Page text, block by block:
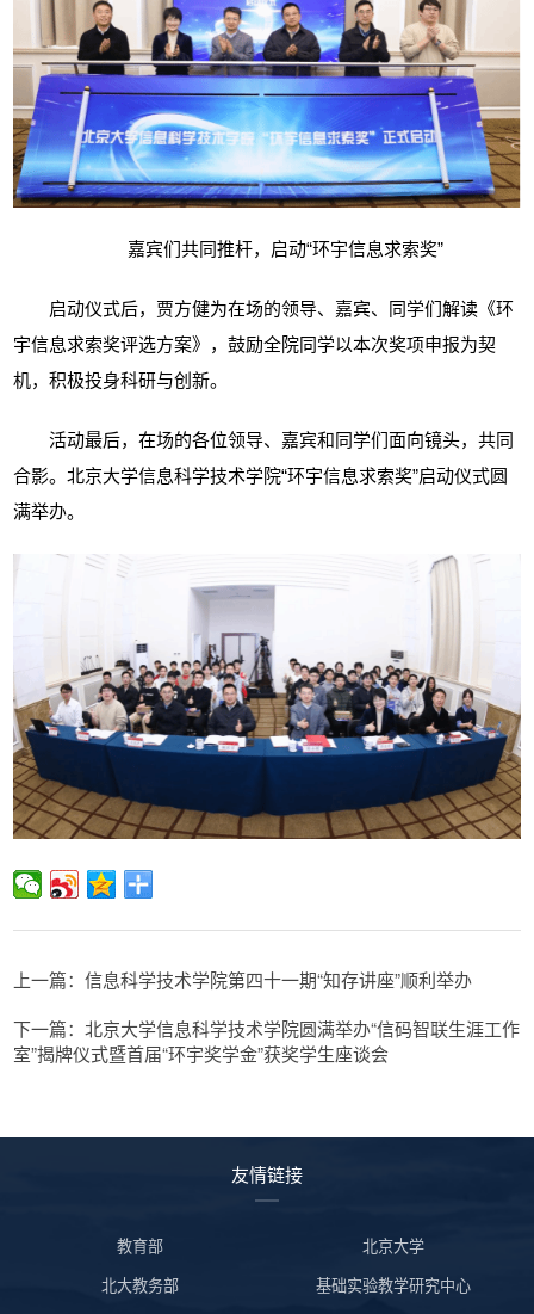
嘉宾们共同推杆，启动“环宇信息求索奖”
启动仪式后，贾方健为在场的领导、嘉宾、同学们解读《环
宇信息求索奖评选方案》，鼓励全院同学以本次奖项申报为契
机，积极投身科研与创新。
活动最后，在场的各位领导、嘉宾和同学们面向镜头，共同
合影。北京大学信息科学技术学院“环宇信息求索奖”启动仪式圆
满举办。
上一篇：信息科学技术学院第四十一期“知存讲座”顺利举办
下一篇：北京大学信息科学技术学院圆满举办“信码智联生涯工作
室”揭牌仪式暨首届“环宇奖学金”获奖学生座谈会
友情链接
教育部
北京大学
北大教务部
基础实验教学研究中心